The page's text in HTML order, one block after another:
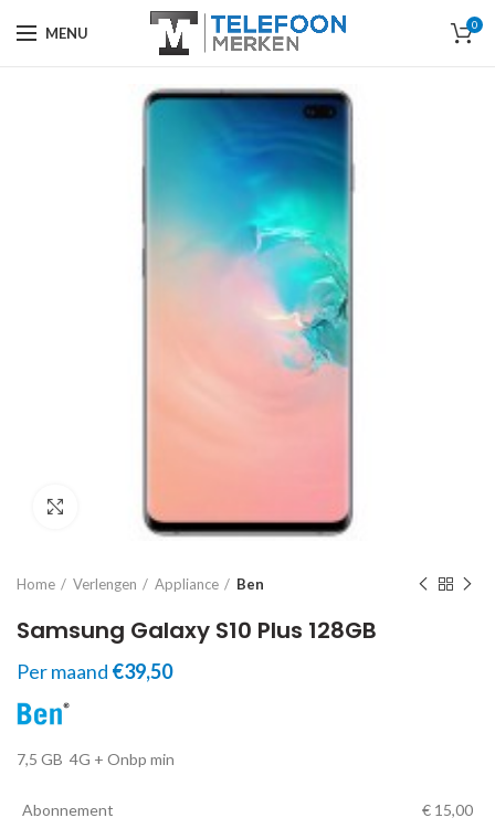
MENU 0
Click to enlarge
Home Verlengen Appliance Ben
Samsung Galaxy S10 Plus 128GB
Per maand €39,50
7,5 GB 4G + Onbp min
Abonnement € 15,00